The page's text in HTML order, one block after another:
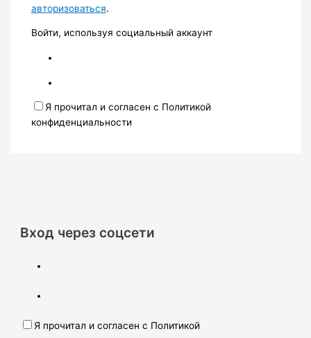
авторизоваться.
Войти, используя социальный аккаунт
Я прочитал и согласен с Политикой
конфиденциальности
Вход через соцсети
Я прочитал и согласен с Политикой